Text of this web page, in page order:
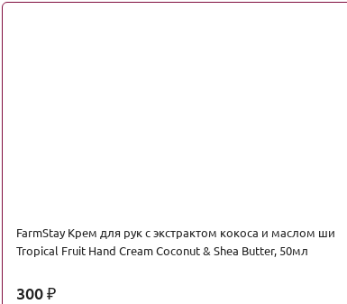
FarmStay Крем для рук с экстрактом кокоса и маслом ши
Tropical Fruit Hand Cream Coconut & Shea Butter, 50мл
300 ₽